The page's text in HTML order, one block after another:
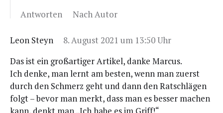
Antworten
Nach Autor
Leon Steyn
8. August 2021 um 13:50 Uhr
Das ist ein groß­ar­ti­ger Arti­kel, dan­ke Marcus.
Ich den­ke, man lernt am bes­ten, wenn man zuerst
durch den Schmerz geht und dann den Rat­schlä­gen
folgt – bevor man merkt, dass man es bes­ser machen